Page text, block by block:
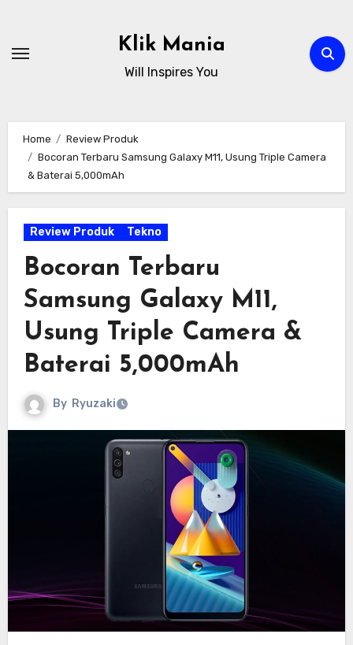
content
Klik Mania
Will Inspires You
Home
Review Produk
Bocoran Terbaru Samsung Galaxy M11, Usung Triple Camera
& Baterai 5,000mAh
Review Produk Tekno
Bocoran Terbaru
Samsung Galaxy M11,
Usung Triple Camera &
Baterai 5,000mAh
By Ryuzaki